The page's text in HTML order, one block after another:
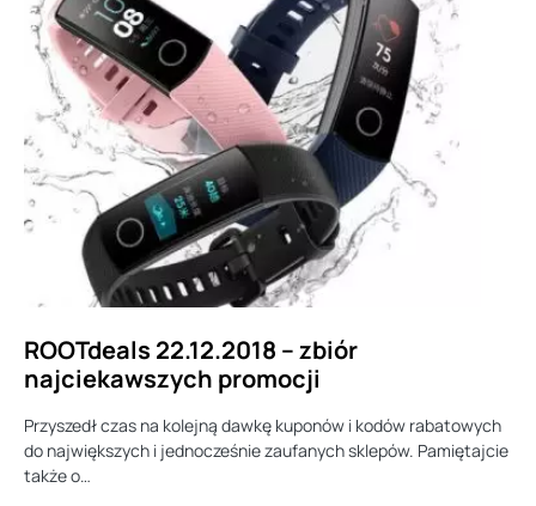
ROOTdeals 22.12.2018 – zbiór
najciekawszych promocji
Przyszedł czas na kolejną dawkę kuponów i kodów rabatowych
do największych i jednocześnie zaufanych sklepów. Pamiętajcie
także o…